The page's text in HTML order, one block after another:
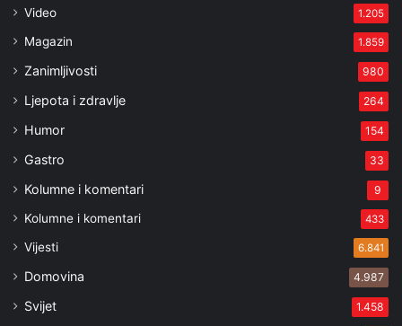
Video 1.205
Magazin 1.859
Zanimljivosti 980
Ljepota i zdravlje 264
Humor 154
Gastro 33
Kolumne i komentari 9
Kolumne i komentari 433
Vijesti 6.841
Domovina 4.987
Svijet 1.458